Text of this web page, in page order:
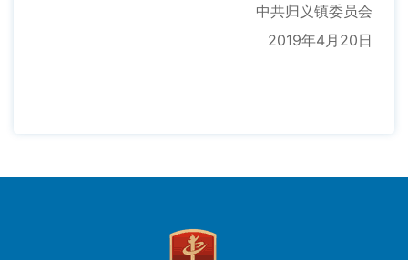
中共归义镇委员会
2019年4月20日